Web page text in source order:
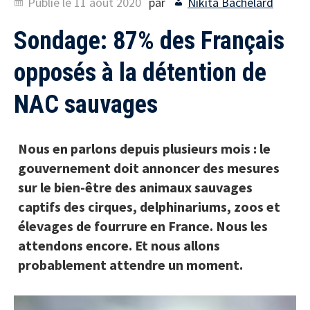
Sondage: 87% des Français
opposés à la détention de
NAC sauvages
Nous en parlons depuis plusieurs mois : le
gouvernement doit annoncer des mesures
sur le bien-être des animaux sauvages
captifs des cirques, delphinariums, zoos et
élevages de fourrure en France. Nous les
attendons encore. Et nous allons
probablement attendre un moment.